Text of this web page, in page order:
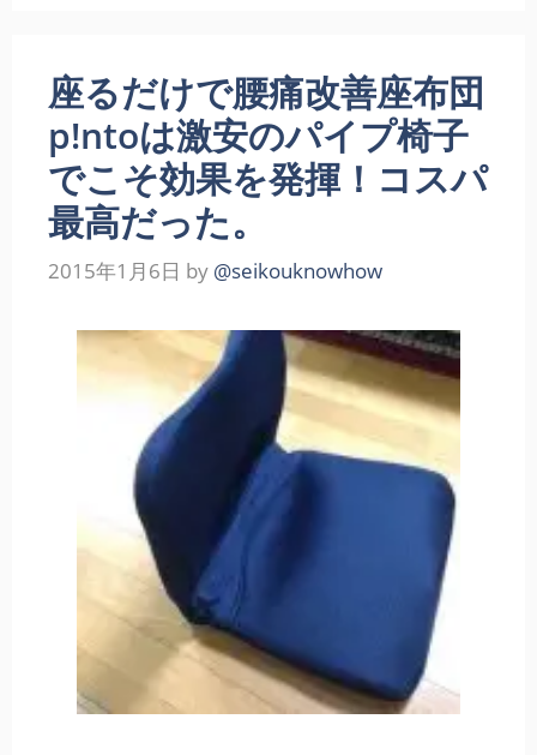
座るだけで腰痛改善座布団
p!ntoは激安のパイプ椅子
でこそ効果を発揮！コスパ
最高だった。
2015年1月6日 by @seikouknowhow